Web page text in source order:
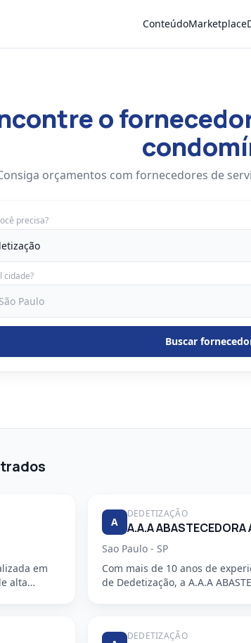
ConteúdoMarketplace
o
orçamentos com fornecedores de
precisa?
cidade?
Buscar
em
alta
A
DEDETIZAÇÃO
Sao Paulo - SP
Com mais de 10 anos de
de Dedetização, a A.A.A
DEDETIZAÇÃO